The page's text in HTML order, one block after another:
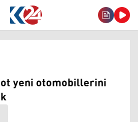
yeni otomobillerini